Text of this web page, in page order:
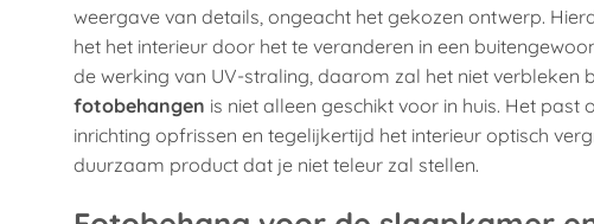
weergave van details, ongeacht het gekozen ontwerp.
het het interieur door het te veranderen in een
de werking van UV-straling, daarom zal het niet
fotobehangen is niet alleen geschikt voor in huis. Het
inrichting opfrissen en tegelijkertijd het interieur optisch
duurzaam product dat je niet teleur zal stellen.